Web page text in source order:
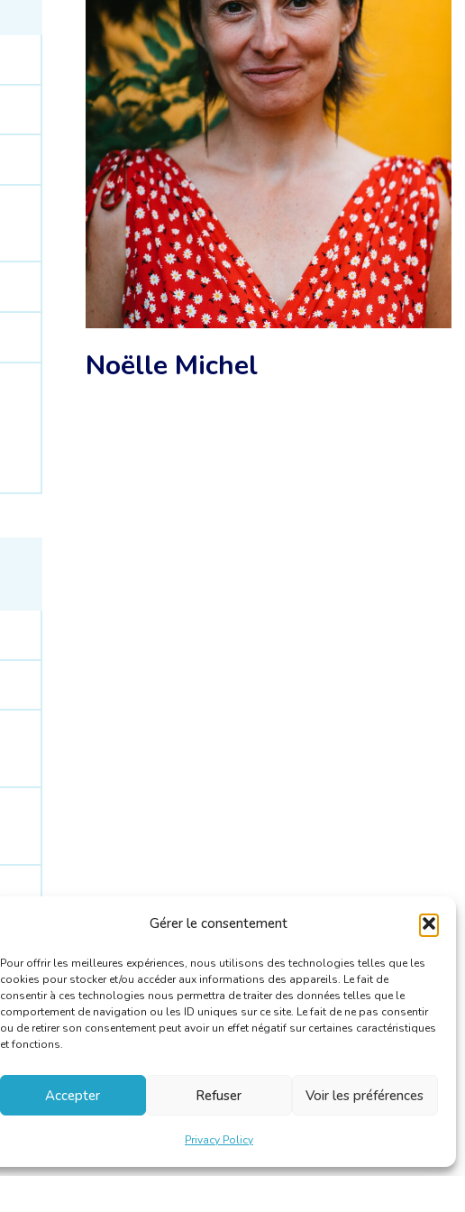
Gérer le consentement
Pour offrir les meilleures expériences, nous utilisons des technologies telles que les
cookies pour stocker et/ou accéder aux informations des appareils. Le fait de
consentir à ces technologies nous permettra de traiter des données telles que le
comportement de navigation ou les ID uniques sur ce site. Le fait de ne pas consentir
ou de retirer son consentement peut avoir un effet négatif sur certaines caractéristiques
et fonctions.
Accepter Refuser Voir les préférences
Privacy Policy
Noëlle Michel